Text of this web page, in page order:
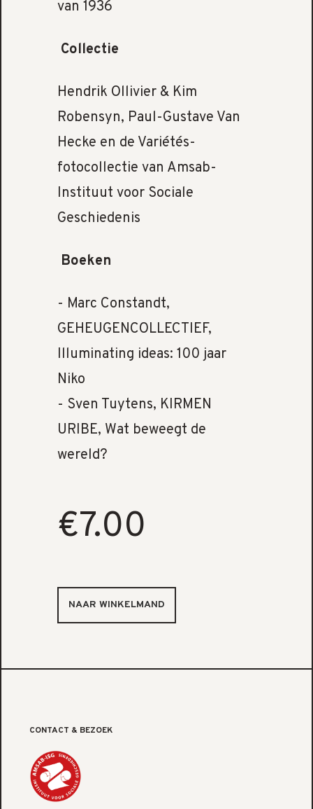
van 1936
Collectie
Hendrik Ollivier & Kim
Robensyn, Paul-Gustave Van
Hecke en de Variétés-
fotocollectie van Amsab-
Instituut voor Sociale
Geschiedenis
Boeken
- Marc Constandt,
GEHEUGENCOLLECTIEF,
Illuminating ideas: 100 jaar
Niko
- Sven Tuytens, KIRMEN
URIBE, Wat beweegt de
wereld?
€7.00
CONTACT & BEZOEK